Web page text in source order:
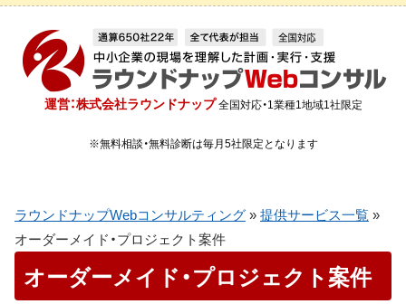
運営：株式会社ラウンドナップ 全国対応・1業種1地域1社限定
※無料相談・無料診断は毎月5社限定となります
ラウンドナップWebコンサルティング » 提供サービス一覧 »
オーダーメイド・プロジェクト案件
オーダーメイド・プロジェクト案件